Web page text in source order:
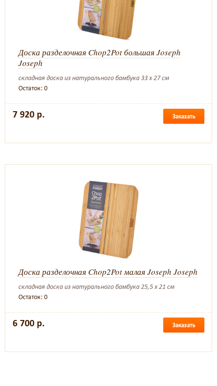
Доска разделочная Chop2Pot большая Joseph
Joseph
складная доска из натурального бамбука 33 x 27 см
Остаток: 0
7 920 р. Заказать
Доска разделочная Chop2Pot малая Joseph Joseph
складная доска из натурального бамбука 25,5 х 21 см
Остаток: 0
6 700 р. Заказать